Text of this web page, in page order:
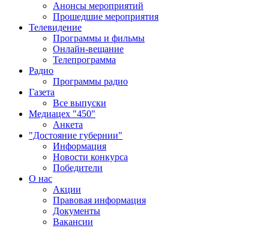
Анонсы мероприятий
Прошедшие мероприятия
Телевидение
Программы и фильмы
Онлайн-вещание
Телепрограмма
Радио
Программы радио
Газета
Все выпуски
Медиацех "450"
Анкета
"Достояние губернии"
Информация
Новости конкурса
Победители
О нас
Акции
Правовая информация
Документы
Вакансии